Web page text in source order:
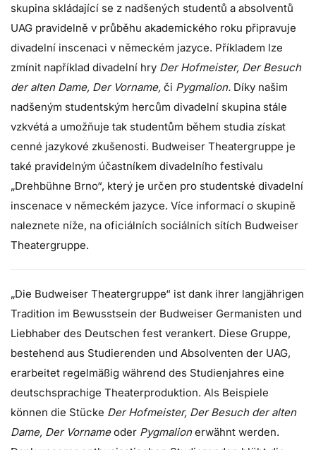
skupina skládající se z nadšených studentů a absolventů
UAG pravidelně v průběhu akademického roku připravuje
divadelní inscenaci v německém jazyce. Příkladem lze
zmínit například divadelní hry Der Hofmeister, Der Besuch
der alten Dame, Der Vorname, či Pygmalion. Díky našim
nadšeným studentským hercům divadelní skupina stále
vzkvétá a umožňuje tak studentům během studia získat
cenné jazykové zkušenosti. Budweiser Theatergruppe je
také pravidelným účastníkem divadelního festivalu
„Drehbühne Brno“, který je určen pro studentské divadelní
inscenace v německém jazyce. Více informací o skupině
naleznete níže, na oficiálních sociálních sítích Budweiser
Theatergruppe.
„Die Budweiser Theatergruppe“ ist dank ihrer langjährigen
Tradition im Bewusstsein der Budweiser Germanisten und
Liebhaber des Deutschen fest verankert. Diese Gruppe,
bestehend aus Studierenden und Absolventen der UAG,
erarbeitet regelmäßig während des Studienjahres eine
deutschsprachige Theaterproduktion. Als Beispiele
können die Stücke Der Hofmeister, Der Besuch der alten
Dame, Der Vornameoder Pygmalionerwähnt werden.